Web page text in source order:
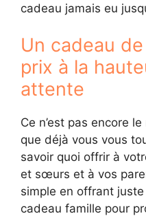
cadeau jamais eu
Un cadeau
prix à la
attente
Ce n’est pas encore
que déjà vous vous
savoir quoi offrir à
et sœurs et à vos
simple en offrant
cadeau famille pour